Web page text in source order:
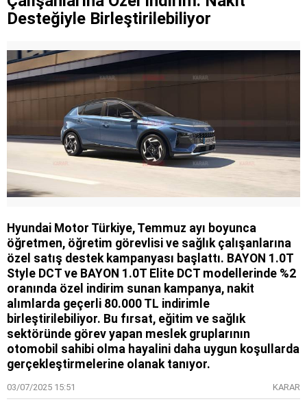
Desteğiyle Birleştirilebiliyor
Hyundai Motor Türkiye, Temmuz ayı boyunca
öğretmen, öğretim görevlisi ve sağlık çalışanlarına
özel satış destek kampanyası başlattı. BAYON 1.0T
Style DCT ve BAYON 1.0T Elite DCT modellerinde %2
oranında özel indirim sunan kampanya, nakit
alımlarda geçerli 80.000 TL indirimle
birleştirilebiliyor. Bu fırsat, eğitim ve sağlık
sektöründe görev yapan meslek gruplarının
otomobil sahibi olma hayalini daha uygun koşullarda
gerçekleştirmelerine olanak tanıyor.
03/07/2025 15:51 KARAR